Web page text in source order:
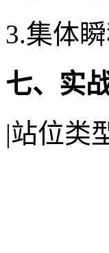
3.集体
七、实
|站位类